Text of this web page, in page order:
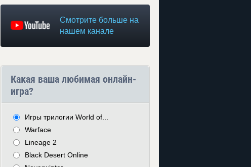
Смотрите больше на
нашем канале
Какая ваша любимая онлайн-
игра?
Игры трилогии World of...
Warface
Lineage 2
Black Desert Online